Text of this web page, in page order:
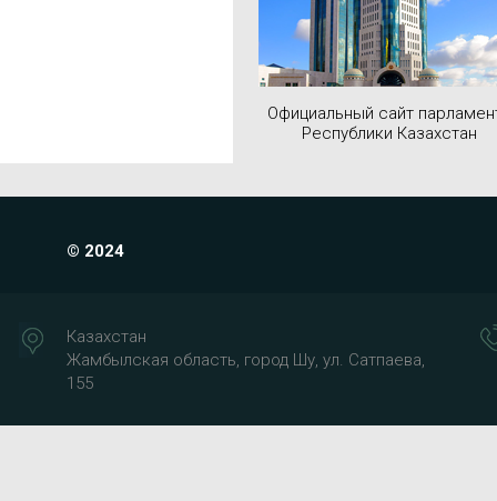
Официальный сайт
Республики Казахстан
© 2024
Казахстан
Жамбылская область, город Шу, ул. Сатпаева,
155